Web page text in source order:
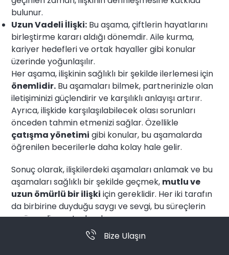
bulunur.
Uzun Vadeli İlişki: Bu aşama, çiftlerin hayatlarını
birleştirme kararı aldığı dönemdir. Aile kurma,
kariyer hedefleri ve ortak hayaller gibi konular
üzerinde yoğunlaşılır.
Her aşama, ilişkinin sağlıklı bir şekilde ilerlemesi için
önemlidir. Bu aşamaları bilmek, partnerinizle olan
iletişiminizi güçlendirir ve karşılıklı anlayışı artırır.
Ayrıca, ilişkide karşılaşılabilecek olası sorunları
önceden tahmin etmenizi sağlar. Özellikle
çatışma yönetimi gibi konular, bu aşamalarda
öğrenilen becerilerle daha kolay hale gelir.
Sonuç olarak, ilişkilerdeki aşamaları anlamak ve bu
aşamaları sağlıklı bir şekilde geçmek, mutlu ve
uzun ömürlü bir ilişki için gereklidir. Her iki tarafın
da birbirine duyduğu saygı ve sevgi, bu süreçlerin
en önemli yapı taşlarıdır.
Çatışma Yönetimi
Bize Ulaşın